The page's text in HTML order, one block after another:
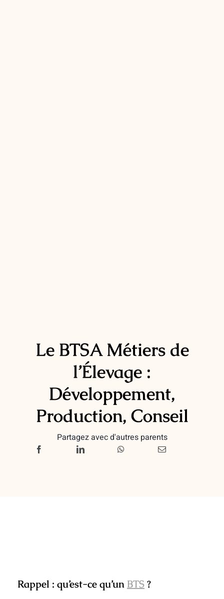
Le BTSA Métiers de
l’Élevage :
Développement,
Production, Conseil
Partagez avec d'autres parents
Rappel : qu’est-ce qu’un BTS?